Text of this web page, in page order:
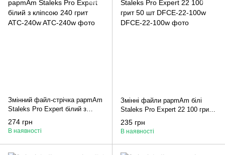
Змінний файл-стрічка papmAm
Staleks Pro Expert білий з
кліпсою 240 грит ATC-240w
274 грн
В наявності
Змінні файли papmAm білі
Staleks Pro Expert 22 100 грит
50 шт DFCE-22-100w
235 грн
В наявності